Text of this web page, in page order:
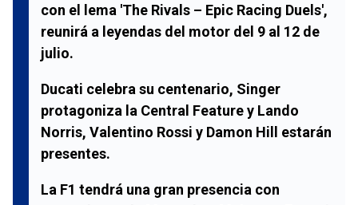
con el lema 'The Rivals – Epic Racing Duels',
reunirá a leyendas del motor del 9 al 12 de
julio.
Ducati celebra su centenario, Singer
protagoniza la Central Feature y Lando
Norris, Valentino Rossi y Damon Hill estarán
presentes.
La F1 tendrá una gran presencia con